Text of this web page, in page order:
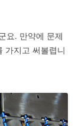
요. 만약에 문제
가지고 써볼렵니